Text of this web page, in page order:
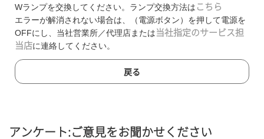
Wランプを交換してください。ランプ交換方法は こちら
エラーが解消されない場合は、（電源ボタン）を押して電源を
OFFにし、当社営業所／代理店または 当社指定のサービス担
当店に連絡してください。
戻る
アンケート:ご意見をお聞かせください